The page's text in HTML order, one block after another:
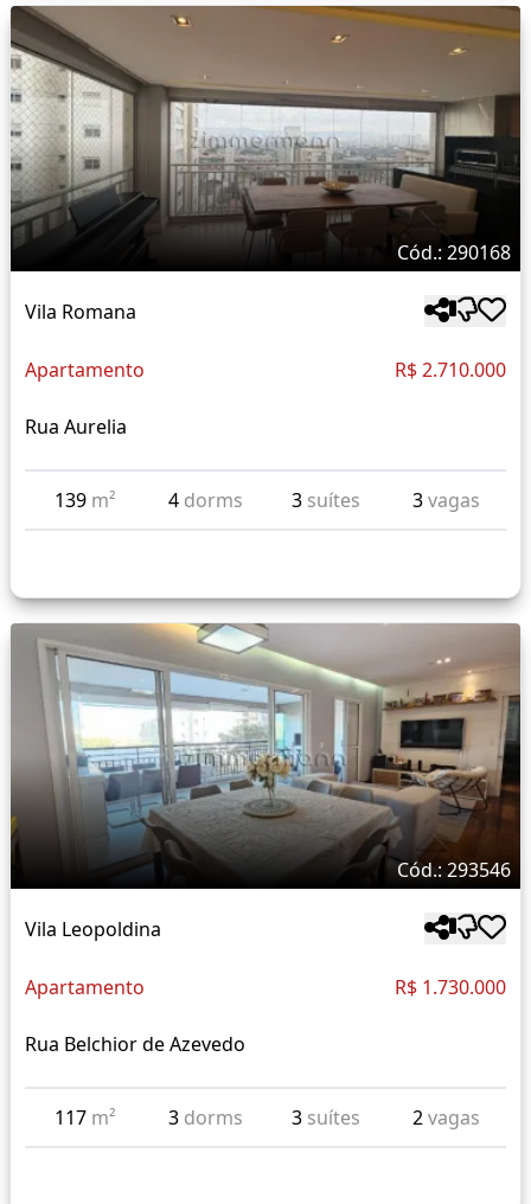
Cód.: 290168
Vila Romana
Apartamento R$ 2.710.000
Rua Aurelia
139 m² 4 dorms 3 suítes 3vagas
Cód.: 293546
Vila Leopoldina
Apartamento R$ 1.730.000
Rua Belchior de Azevedo
117 m² 3 dorms 3 suítes 2vagas